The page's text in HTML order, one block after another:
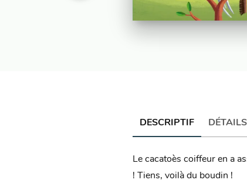
DESCRIPTIF DÉTAILS
Le cacatoès coiffeur en a
! Tiens, voilà du boudin !